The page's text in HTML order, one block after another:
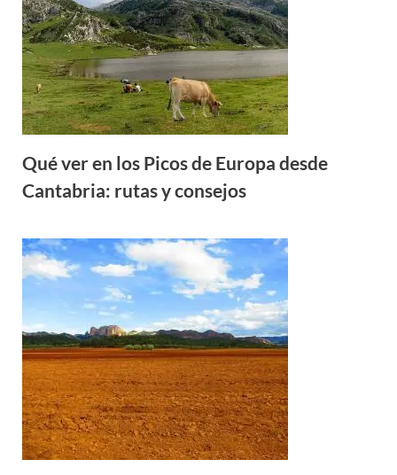
Qué ver en los Picos de Europa desde
Cantabria: rutas y consejos